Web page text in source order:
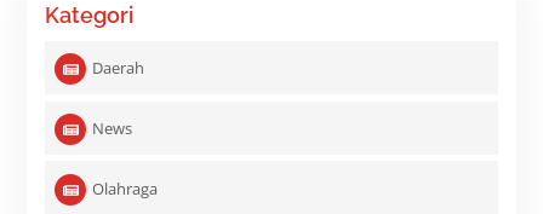
Kategori
Daerah
News
Olahraga